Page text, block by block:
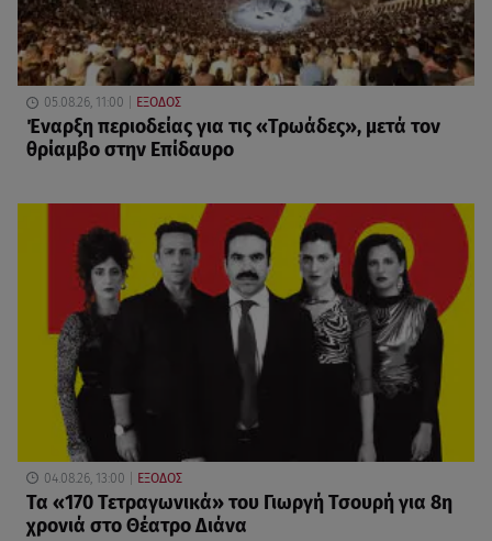
05.08.26, 11:00 ΕΞΟΔΟΣ
Έναρξη περιοδείας για τις «Τρωάδες», μετά τον
θρίαμβο στην Επίδαυρο
04.08.26, 13:00 ΕΞΟΔΟΣ
Τα «170 Τετραγωνικά» του Γιωργή Τσουρή για 8η
χρονιά στο Θέατρο Διάνα